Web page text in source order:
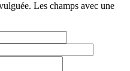
Les champs avec une